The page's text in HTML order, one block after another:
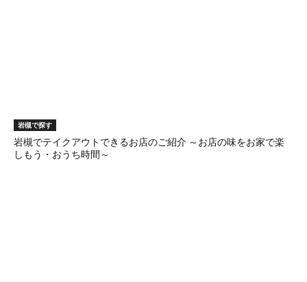
岩槻で探す
岩槻でテイクアウトできるお店のご紹介 ～お店の味をお家で楽
しもう・おうち時間～